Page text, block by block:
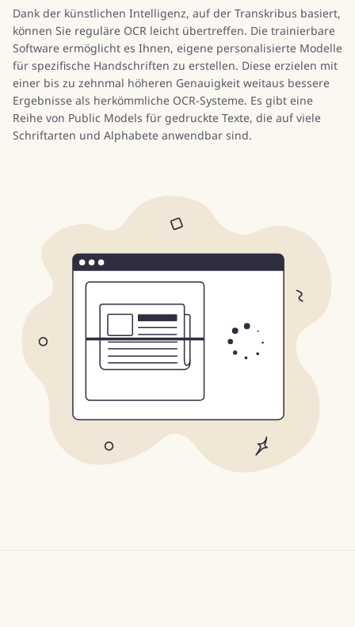
Dank der künstlichen Intelligenz, auf der Transkribus basiert,
können Sie reguläre OCR leicht übertreffen. Die trainierbare
Software ermöglicht es Ihnen, eigene personalisierte Modelle
für spezifische Handschriften zu erstellen. Diese erzielen mit
einer bis zu zehnmal höheren Genauigkeit weitaus bessere
Ergebnisse als herkömmliche OCR-Systeme. Es gibt eine
Reihe von Public Models für gedruckte Texte, die auf viele
Schriftarten und Alphabete anwendbar sind.